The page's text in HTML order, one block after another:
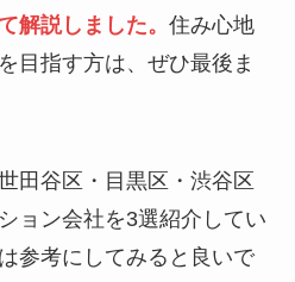
解説しました。 住み心地
目指す方は、ぜひ最後ま
田谷区・目黒区・渋谷区
ョン会社を3選紹介してい
参考にしてみると良いで